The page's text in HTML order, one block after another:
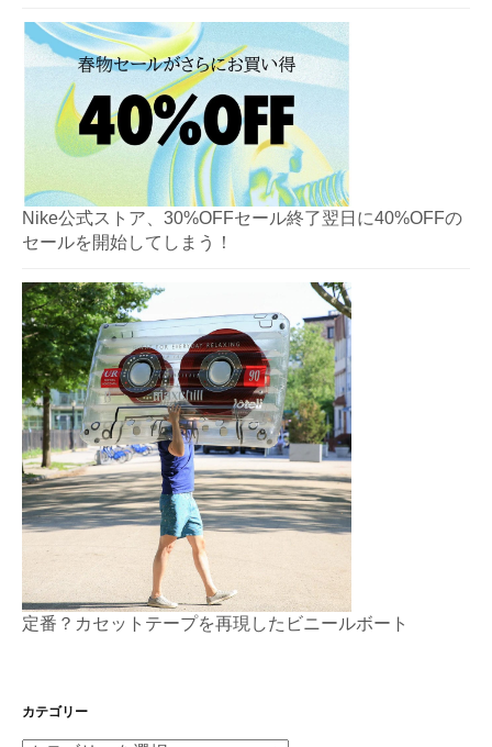
Nike公式ストア、30%OFFセール終了翌日に40%OFFの
セールを開始してしまう！
定番？カセットテープを再現したビニールボート
カテゴリー